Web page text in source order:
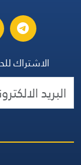
الاشتراك